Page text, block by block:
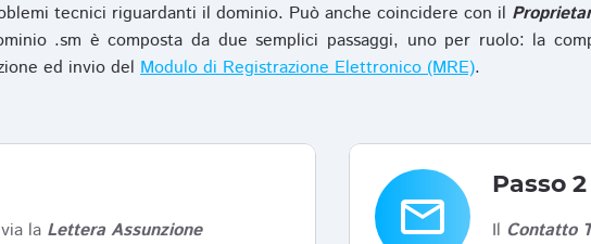
tecnici riguardanti il dominio. Può anche coincidere con il
.sm è composta da due semplici passaggi, uno per ruolo: la
ed invio del Modulo di Registrazione Elettronico (MRE).
la Lettera Assunzione
email
Passo 2
Il Contatto